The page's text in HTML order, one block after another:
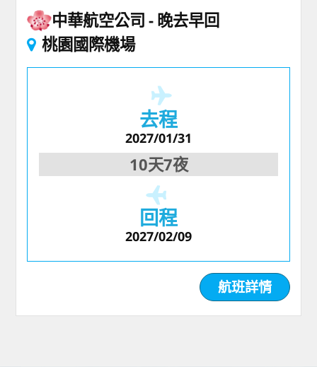
中華航空公司
晚去早回
桃園國際機場
去程
2027/01/31
10天7夜
回程
2027/02/09
航班詳情